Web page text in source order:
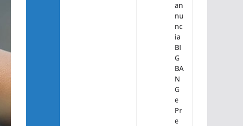
an
nu
nc
ia
BI
G
BA
N
G
e
Pr
e